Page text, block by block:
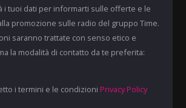
i tuoi dati per informarti sulle offerte e le
promozione sulle radio del gruppo Time.
saranno trattate con senso etico e
la modalità di contatto da te preferita:
i termini e le condizioni Privacy Policy